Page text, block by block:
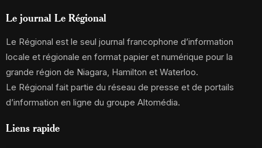
Le journal Le Régional
Le Régional est le seul journal francophone d’information
locale et régionale en format papier et numérique pour la
grande région de Niagara, Hamilton et Waterloo.
Le Régional fait partie du réseau de presse et de portails
d’information en ligne du groupe Altomédia.
Liens rapide